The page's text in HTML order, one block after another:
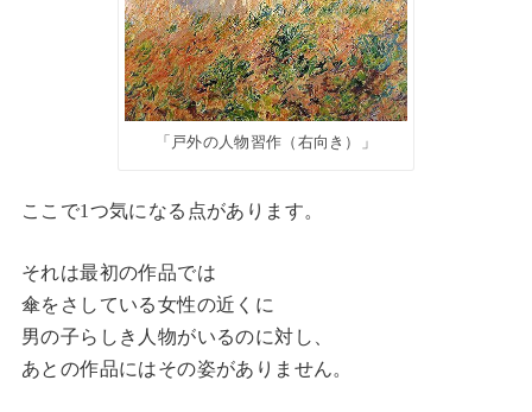
「戸外の人物習作（右向き）」
ここで1つ気になる点があります。
それは最初の作品では
傘をさしている女性の近くに
男の子らしき人物がいるのに対し、
あとの作品にはその姿がありません。